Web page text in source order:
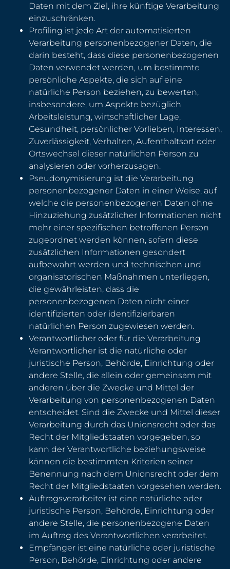
Daten mit dem Ziel, ihre künftige Verarbeitung
einzuschränken.
Profiling ist jede Art der automatisierten
Verarbeitung personenbezogener Daten, die
darin besteht, dass diese personenbezogenen
Daten verwendet werden, um bestimmte
persönliche Aspekte, die sich auf eine
natürliche Person beziehen, zu bewerten,
insbesondere, um Aspekte bezüglich
Arbeitsleistung, wirtschaftlicher Lage,
Gesundheit, persönlicher Vorlieben, Interessen,
Zuverlässigkeit, Verhalten, Aufenthaltsort oder
Ortswechsel dieser natürlichen Person zu
analysieren oder vorherzusagen.
Pseudonymisierung ist die Verarbeitung
personenbezogener Daten in einer Weise, auf
welche die personenbezogenen Daten ohne
Hinzuziehung zusätzlicher Informationen nicht
mehr einer spezifischen betroffenen Person
zugeordnet werden können, sofern diese
zusätzlichen Informationen gesondert
aufbewahrt werden und technischen und
organisatorischen Maßnahmen unterliegen,
die gewährleisten, dass die
personenbezogenen Daten nicht einer
identifizierten oder identifizierbaren
natürlichen Person zugewiesen werden.
Verantwortlicher oder für die Verarbeitung
Verantwortlicher ist die natürliche oder
juristische Person, Behörde, Einrichtung oder
andere Stelle, die allein oder gemeinsam mit
anderen über die Zwecke und Mittel der
Verarbeitung von personenbezogenen Daten
entscheidet. Sind die Zwecke und Mittel dieser
Verarbeitung durch das Unionsrecht oder das
Recht der Mitgliedstaaten vorgegeben, so
kann der Verantwortliche beziehungsweise
können die bestimmten Kriterien seiner
Benennung nach dem Unionsrecht oder dem
Recht der Mitgliedstaaten vorgesehen werden.
Auftragsverarbeiter ist eine natürliche oder
juristische Person, Behörde, Einrichtung oder
andere Stelle, die personenbezogene Daten
im Auftrag des Verantwortlichen verarbeitet.
Empfänger ist eine natürliche oder juristische
Person, Behörde, Einrichtung oder andere